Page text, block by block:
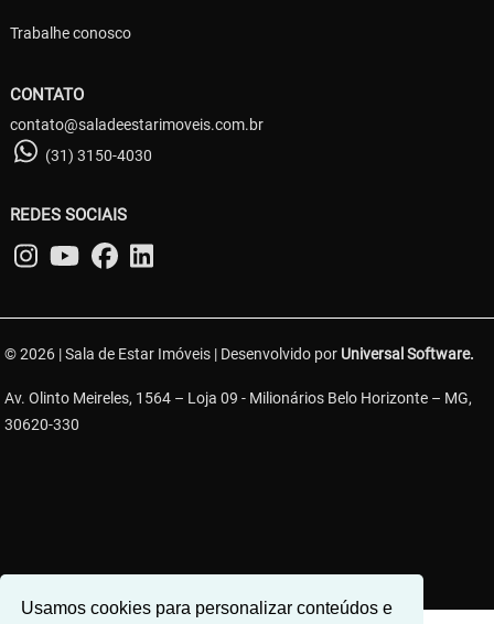
Usamos cookies para personalizar conteúdos e
Trabalhe conosco
CONTATO
contato@saladeestarimoveis.com.br
(31) 3150-4030
REDES SOCIAIS
© 2026 | Sala de Estar Imóveis | Desenvolvido por Universal Software.
Av. Olinto Meireles, 1564 – Loja 09 - Milionários Belo Horizonte – MG,
30620-330